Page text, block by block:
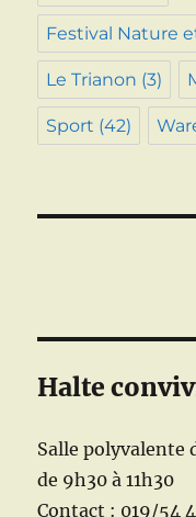
Festival Nature
Le Trianon (3)
Sport (42)
Halte
Salle polyvalente
de 9h30 à 11h30
Contact : 019/54